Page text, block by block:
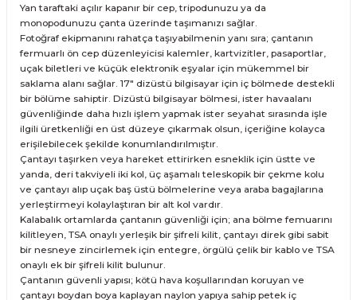
Yan taraftaki açılır kapanır bir cep, tripodunuzu ya da
monopodunuzu çanta üzerinde taşımanızı sağlar.
Fotoğraf ekipmanını rahatça taşıyabilmenin yanı sıra; çantanın
fermuarlı ön cep düzenleyicisi kalemler, kartvizitler, pasaportlar,
uçak biletleri ve küçük elektronik eşyalar için mükemmel bir
saklama alanı sağlar. 17" dizüstü bilgisayar için iç bölmede destekli
bir bölüme sahiptir. Dizüstü bilgisayar bölmesi, ister havaalanı
güvenliğinde daha hızlı işlem yapmak ister seyahat sırasında işle
ilgili üretkenliği en üst düzeye çıkarmak olsun, içeriğine kolayca
erişilebilecek şekilde konumlandırılmıştır.
Çantayı taşırken veya hareket ettirirken esneklik için üstte ve
yanda, deri takviyeli iki kol, üç aşamalı teleskopik bir çekme kolu
ve çantayı alıp uçak baş üstü bölmelerine veya araba bagajlarına
yerleştirmeyi kolaylaştıran bir alt kol vardır.
Kalabalık ortamlarda çantanın güvenliği için; ana bölme femuarını
kilitleyen, TSA onaylı yerleşik bir şifreli kilit, çantayı direk gibi sabit
bir nesneye zincirlemek için entegre, örgülü çelik bir kablo ve TSA
onaylı ek bir şifreli kilit bulunur.
Çantanın güvenli yapısı; kötü hava koşullarından koruyan ve
çantayı boydan boya kaplayan naylon yapıya sahip petek iç